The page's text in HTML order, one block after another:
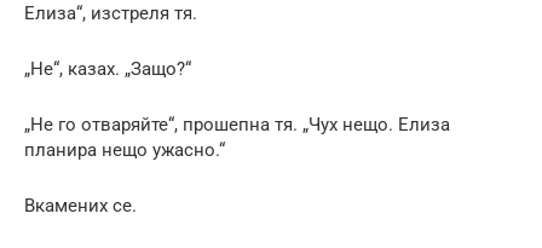
Елиза“, изстреля тя.
„Не“, казах. „Защо?“
„Не го отваряйте“, прошепна тя. „Чух нещо. Елиза
планира нещо ужасно.“
Вкамених се.